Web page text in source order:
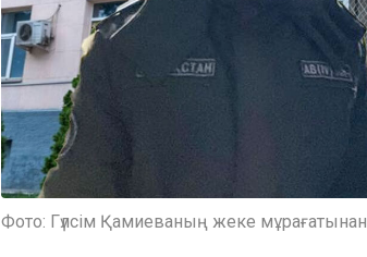
Фото: Гүлсім Қамиеваның жеке мұрағатынан